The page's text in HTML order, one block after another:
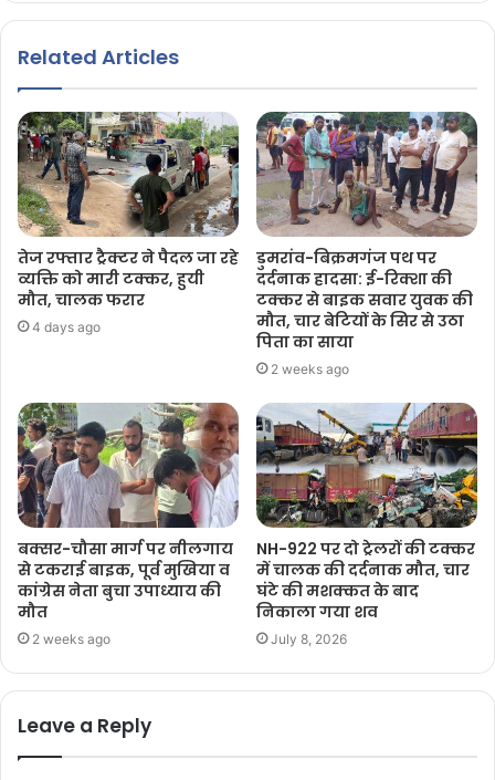
Related Articles
तेज रफ्तार ट्रैक्टर ने पैदल जा रहे
व्यक्ति को मारी टक्कर, हुयी
मौत, चालक फरार
4 days ago
डुमरांव-बिक्रमगंज पथ पर
दर्दनाक हादसा: ई-रिक्शा की
टक्कर से बाइक सवार युवक की
मौत, चार बेटियों के सिर से उठा
पिता का साया
2 weeks ago
बक्सर-चौसा मार्ग पर नीलगाय
से टकराई बाइक, पूर्व मुखिया व
कांग्रेस नेता बुचा उपाध्याय की
मौत
2 weeks ago
NH-922 पर दो ट्रेलरों की टक्कर
में चालक की दर्दनाक मौत, चार
घंटे की मशक्कत के बाद
निकाला गया शव
July 8, 2026
Leave a Reply